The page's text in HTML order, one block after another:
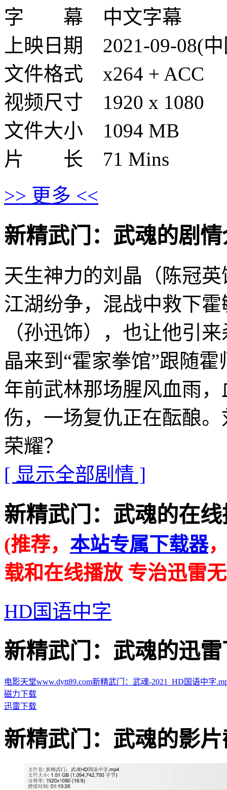
字 幕 中文字幕
上映日期 2021-09-08(
文件格式 x264 + ACC
视频尺寸 1920 x 1080
文件大小 1094 MB
片 长 71 Mins
>> 更多 <<
新精武门：武魂的剧情
天生神力的刘晶（陈冠
江湖纷争，混战中救下
（孙迅饰），也让他引
晶来到“霍家拳馆”跟随
年前武林那场腥风血雨
伤，一场复仇正在酝酿
荣耀？
[ 显示全部剧情 ]
新精武门：武魂的在线
(推荐， 本站专属下载器
载和在线播放 专治迅雷
HD国语中字
新精武门：武魂的迅雷
电影天堂www.dytt89.com新精武门：武魂-2021_HD国语中字
磁力下载
迅雷下载
新精武门：武魂的影片